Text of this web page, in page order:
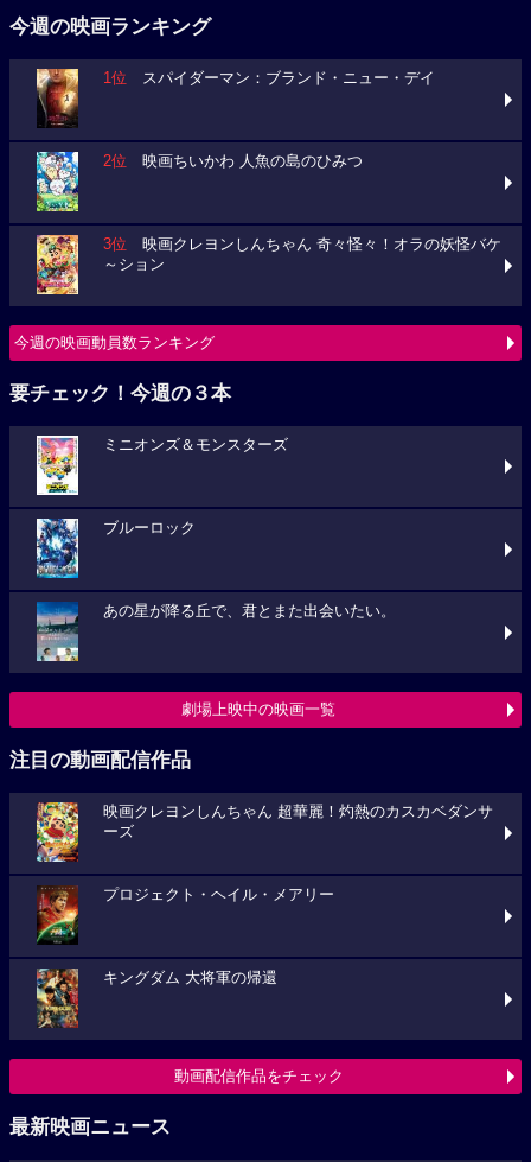
今週の映画ランキング
1位 スパイダーマン：ブランド・ニュー・デイ
2位 映画ちいかわ 人魚の島のひみつ
3位 映画クレヨンしんちゃん 奇々怪々！オラの妖怪バケ
～ション
今週の映画動員数ランキング
要チェック！今週の３本
ミニオンズ＆モンスターズ
ブルーロック
あの星が降る丘で、君とまた出会いたい。
劇場上映中の映画一覧
注目の動画配信作品
映画クレヨンしんちゃん 超華麗！灼熱のカスカベダンサ
ーズ
プロジェクト・ヘイル・メアリー
キングダム 大将軍の帰還
動画配信作品をチェック
最新映画ニュース